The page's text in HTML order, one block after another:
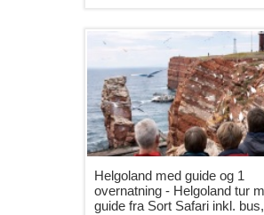
Helgoland med guide og 1
overnatning - Helgoland tur
guide fra Sort Safari inkl.